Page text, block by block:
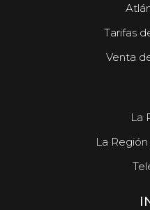
Tarifas
Venta
La
La